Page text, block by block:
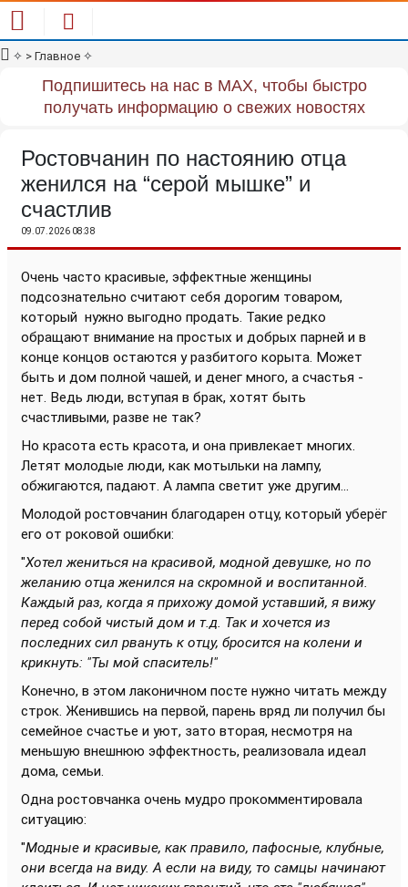
✧ > Главное ✧
Подпишитесь на нас в MAX, чтобы быстро
получать информацию о свежих новостях
Ростовчанин по настоянию отца
женился на “серой мышке” и
счастлив
09.07.2026 08:38
Очень часто красивые, эффектные женщины
подсознательно считают себя дорогим товаром,
который нужно выгодно продать. Такие редко
обращают внимание на простых и добрых парней и в
конце концов остаются у разбитого корыта. Может
быть и дом полной чашей, и денег много, а счастья -
нет. Ведь люди, вступая в брак, хотят быть
счастливыми, разве не так?
Но красота есть красота, и она привлекает многих.
Летят молодые люди, как мотыльки на лампу,
обжигаются, падают. А лампа светит уже другим...
Молодой ростовчанин благодарен отцу, который уберёг
его от роковой ошибки:
"Хотел жениться на красивой, модной девушке, но по
желанию отца женился на скромной и воспитанной.
Каждый раз, когда я прихожу домой уставший, я вижу
перед собой чистый дом и т.д. Так и хочется из
последних сил рвануть к отцу, бросится на колени и
крикнуть: "Ты мой спаситель!"
Конечно, в этом лаконичном посте нужно читать между
строк. Женившись на первой, парень вряд ли получил бы
семейное счастье и уют, зато вторая, несмотря на
меньшую внешнюю эффектность, реализовала идеал
дома, семьи.
Одна ростовчанка очень мудро прокомментировала
ситуацию:
"Модные и красивые, как правило, пафосные, клубные,
они всегда на виду. А если на виду, то самцы начинают